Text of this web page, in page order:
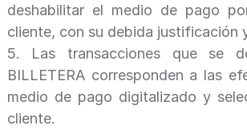
deshabilitar el medio de pago
cliente, con su debida justificación
5.
Las transacciones que se
BILLETERA corresponden a las
medio de pago digitalizado y
cliente.